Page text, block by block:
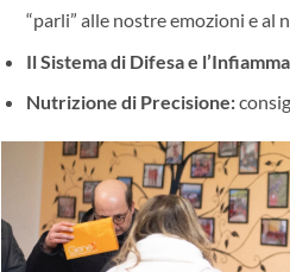
“parli” alle nostre emozioni e al
Il Sistema di Difesa e
Nutrizione di Precisione: